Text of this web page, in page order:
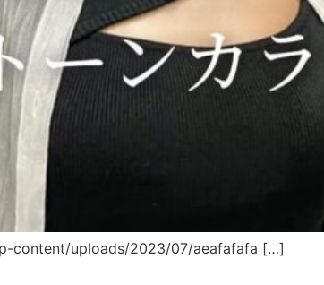
content/uploads/2023/07/aeafafafa […]